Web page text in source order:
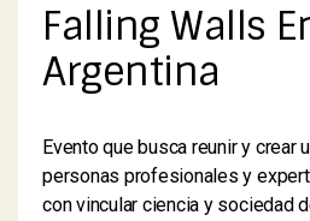
Falling Walls
Argentina
Evento que busca reunir y crear
personas profesionales y
con vincular ciencia y sociedad